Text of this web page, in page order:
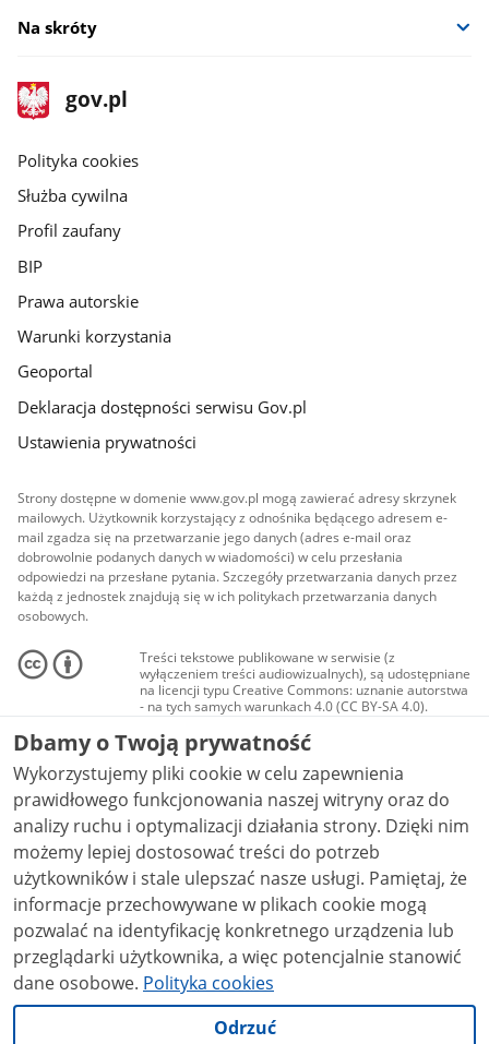
Na skróty
stopka
gov.pl
Strona
gov.pl
gov.pl
Polityka cookies
Służba cywilna
Profil zaufany
BIP
Prawa autorskie
Warunki korzystania
Geoportal
Deklaracja dostępności serwisu Gov.pl
Ustawienia prywatności
Strony dostępne w domenie www.gov.pl mogą zawierać adresy skrzynek
mailowych. Użytkownik korzystający z odnośnika będącego adresem e-
mail zgadza się na przetwarzanie jego danych (adres e-mail oraz
dobrowolnie podanych danych w wiadomości) w celu przesłania
odpowiedzi na przesłane pytania. Szczegóły przetwarzania danych przez
każdą z jednostek znajdują się w ich politykach przetwarzania danych
osobowych.
Treści tekstowe publikowane w serwisie (z
wyłączeniem treści audiowizualnych), są udostępniane
na licencji typu Creative Commons: uznanie autorstwa
- na tych samych warunkach 4.0 (CC BY-SA 4.0).
Materiały audiowizualne, w tym zdjęcia, materiały
audio i wideo, są udostępniane na licencji typu
Creative Commons: uznanie autorstwa użycie
niekomercyjne - bez utworów zależnych 4.0 (CC BY-
NC-ND 4.0), o ile nie jest to stwierdzone inaczej.
Dbamy o Twoją prywatność
Wykorzystujemy pliki cookie w celu zapewnienia
prawidłowego funkcjonowania naszej witryny oraz do
analizy ruchu i optymalizacji działania strony. Dzięki nim
możemy lepiej dostosować treści do potrzeb
użytkowników i stale ulepszać nasze usługi. Pamiętaj, że
informacje przechowywane w plikach cookie mogą
pozwalać na identyfikację konkretnego urządzenia lub
przeglądarki użytkownika, a więc potencjalnie stanowić
dane osobowe. Polityka cookies
Odrzuć